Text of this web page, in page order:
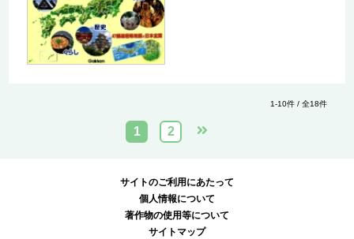
1-10件 / 全18件
1 2
サイトのご利用にあたって
個人情報について
著作物の使用等について
サイトマップ